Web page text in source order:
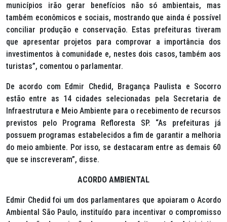
municípios irão gerar benefícios não só ambientais, mas
também econômicos e sociais, mostrando que ainda é possível
conciliar produção e conservação. Estas prefeituras tiveram
que apresentar projetos para comprovar a importância dos
investimentos à comunidade e, nestes dois casos, também aos
turistas”, comentou o parlamentar.
De acordo com Edmir Chedid, Bragança Paulista e Socorro
estão entre as 14 cidades selecionadas pela Secretaria de
Infraestrutura e Meio Ambiente para o recebimento de recursos
previstos pelo Programa Refloresta SP. “As prefeituras já
possuem programas estabelecidos a fim de garantir a melhoria
do meio ambiente. Por isso, se destacaram entre as demais 60
que se inscreveram”, disse.
ACORDO AMBIENTAL
Edmir Chedid foi um dos parlamentares que apoiaram o Acordo
Ambiental São Paulo, instituído para incentivar o compromisso